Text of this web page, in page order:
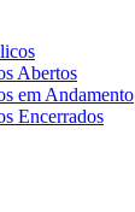
Abertos
em Andamento
Encerrados